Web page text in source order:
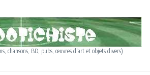
chansons, BD, pubs, œuvres d'art et objets divers)